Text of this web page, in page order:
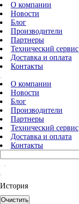
О компании
Новости
Блог
Производители
Партнеры
Технический сервис
Доставка и оплата
Контакты
О компании
Новости
Блог
Производители
Партнеры
Технический сервис
Доставка и оплата
Контакты
История
Очистить